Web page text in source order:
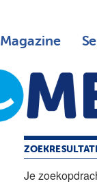
Magazine
Je